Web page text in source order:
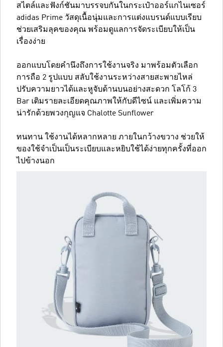
สไตล์และฟังก์ชันมาบรรจบกันในกระเป๋าออร์แกไนเซอร์
adidas Prime วัสดุเนื้อนุ่มและการแต่งแบรนด์แบบเรียบ
ช่วยเสริมลุคของคุณ พร้อมดูแลการจัดระเบียบให้เป็น
เรื่องง่าย
ออกแบบโดยคำนึงถึงการใช้งานจริง มาพร้อมตัวเลือก
การถือ 2 รูปแบบ สลับใช้งานระหว่างสายสะพายไหล่
ปรับความยาวได้และหูจับด้านบนอย่างสะดวก โลโก้ 3
Bar เติมรายละเอียดคุณภาพให้กับดีไซน์ และเพิ่มความ
น่ารักด้วยพวงกุญแจ Chalotte Sunflower
ทนทาน ใช้งานได้หลากหลาย ภายในกว้างขวาง ช่วยให้
ของใช้จำเป็นเป็นระเบียบและหยิบใช้ได้ง่ายทุกครั้งที่ออก
ไปข้างนอก